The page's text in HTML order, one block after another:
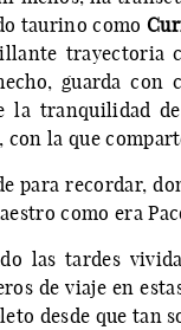
taurino como
trayectoria
guarda con
la tranquilidad
, con la que
para recordar,
como era
las tardes
de viaje en
desde que tan